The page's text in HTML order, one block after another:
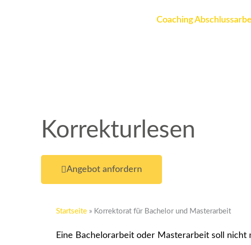
Coaching
Korrekturlesen
Angebot anfordern
Startseite » Korrektorat für Bachelor und Masterarbeit
Eine Bachelorarbeit oder Masterarbeit soll